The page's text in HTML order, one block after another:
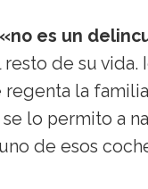
«no es un
de su
la
lo permito a
de esos